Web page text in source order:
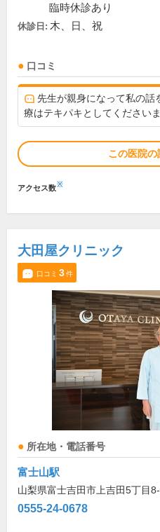
臨時休診あり
休診日: 木、日、祝
口コミ
先生が親身になって私の話
療はテキパキとしてくださいま
この医院の
アクセス数※
大田屋クリニック
口コミ 3件
所在地・電話番号
富士山駅
山梨県富士吉田市上吉田5丁目
0555-24-0678